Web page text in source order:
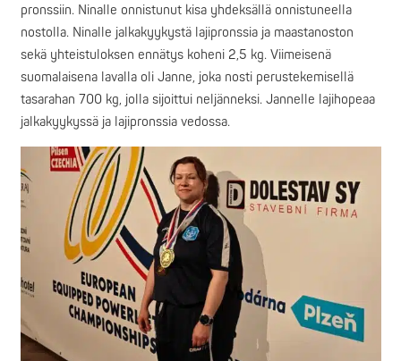
pronssiin. Ninalle onnistunut kisa yhdeksällä onnistuneella
nostolla. Ninalle jalkakyykystä lajipronssia ja maastanoston
sekä yhteistuloksen ennätys koheni 2,5 kg. Viimeisenä
suomalaisena lavalla oli Janne, joka nosti perustekemisellä
tasarahan 700 kg, jolla sijoittui neljänneksi. Jannelle lajihopeaa
jalkakyykyssä ja lajipronssia vedossa.